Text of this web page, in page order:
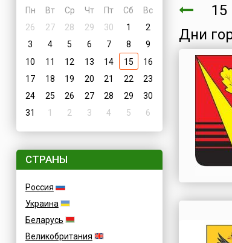
Пн
Вт Ср Чт Пт Сб
Вс
26
27 28 29 30 1
2
3
4 5 6 7 8
9
10
11 12 13 14 15
16
17
18 19 20 21 22
23
24
25 26 27 28 29
30
31
1 2 3 4 5 6
СТРАНЫ
Россия
Украина
Беларусь
Великобритания
15
Дни